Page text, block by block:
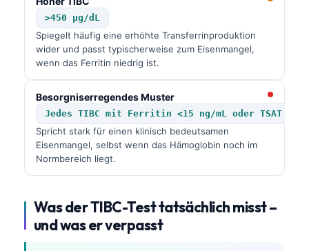
>450 µg/dL
Spiegelt häufig eine erhöhte Transferrinproduktion
wider und passt typischerweise zum Eisenmangel,
wenn das Ferritin niedrig ist.
Besorgniserregendes Muster
Jedes TIBC mit Ferritin <15 ng/mL oder TSAT <10%
Spricht stark für einen klinisch bedeutsamen
Eisenmangel, selbst wenn das Hämoglobin noch im
Normbereich liegt.
Was der TIBC-Test tatsächlich misst –
und was er verpasst